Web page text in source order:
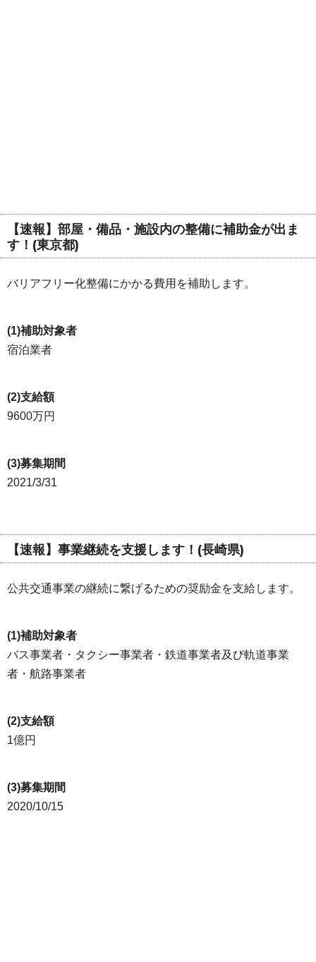
【速報】部屋・備品・施設内の整備に補助金が出ま
す！(東京都)
バリアフリー化整備にかかる費用を補助します。
(1)補助対象者
宿泊業者
(2)支給額
9600万円
(3)募集期間
2021/3/31
【速報】事業継続を支援します！(長崎県)
公共交通事業の継続に繋げるための奨励金を支給します。
(1)補助対象者
バス事業者・タクシー事業者・鉄道事業者及び軌道事業
者・航路事業者
(2)支給額
1億円
(3)募集期間
2020/10/15